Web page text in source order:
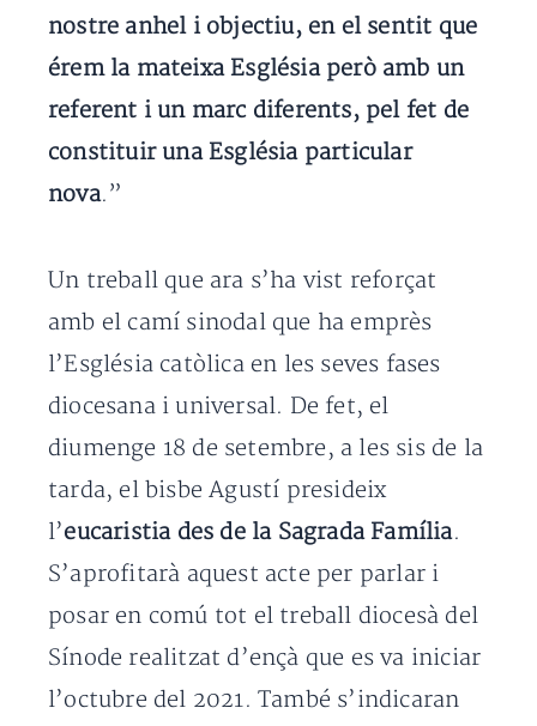
nostre anhel i objectiu, en el sentit que
érem la mateixa Església però amb un
referent i un marc diferents, pel fet de
constituir una Església particular
nova.”
Un treball que ara s’ha vist reforçat
amb el camí sinodal que ha emprès
l’Església catòlica en les seves fases
diocesana i universal. De fet, el
diumenge 18 de setembre, a les sis de la
tarda, el bisbe Agustí presideix
l’eucaristia des de la Sagrada Família.
S’aprofitarà aquest acte per parlar i
posar en comú tot el treball diocesà del
Sínode realitzat d’ençà que es va iniciar
l’octubre del 2021. També s’indicaran